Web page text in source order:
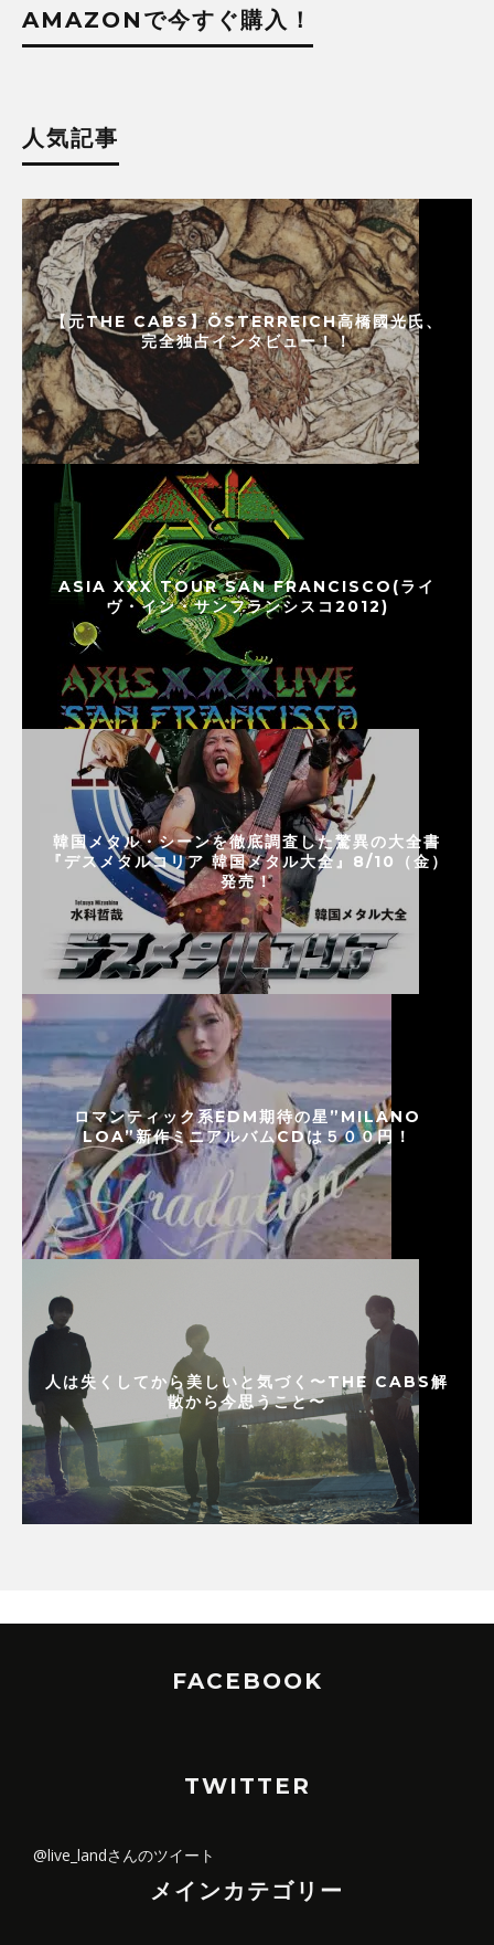
AMAZONで今すぐ購入！
人気記事
【元THE CABS】ÖSTERREICH高橋國光氏、
完全独占インタビュー！！
ASIA XXX TOUR SAN FRANCISCO(ライ
ヴ・イン・サンフランシスコ2012)
韓国メタル・シーンを徹底調査した驚異の大全書
『デスメタルコリア 韓国メタル大全』8/10（金）
発売！
ロマンティック系EDM期待の星”MILANO
LOA”新作ミニアルバムCDは５００円！
人は失くしてから美しいと気づく〜THE CABS解
散から今思うこと〜
FACEBOOK
TWITTER
@live_landさんのツイート
メインカテゴリー